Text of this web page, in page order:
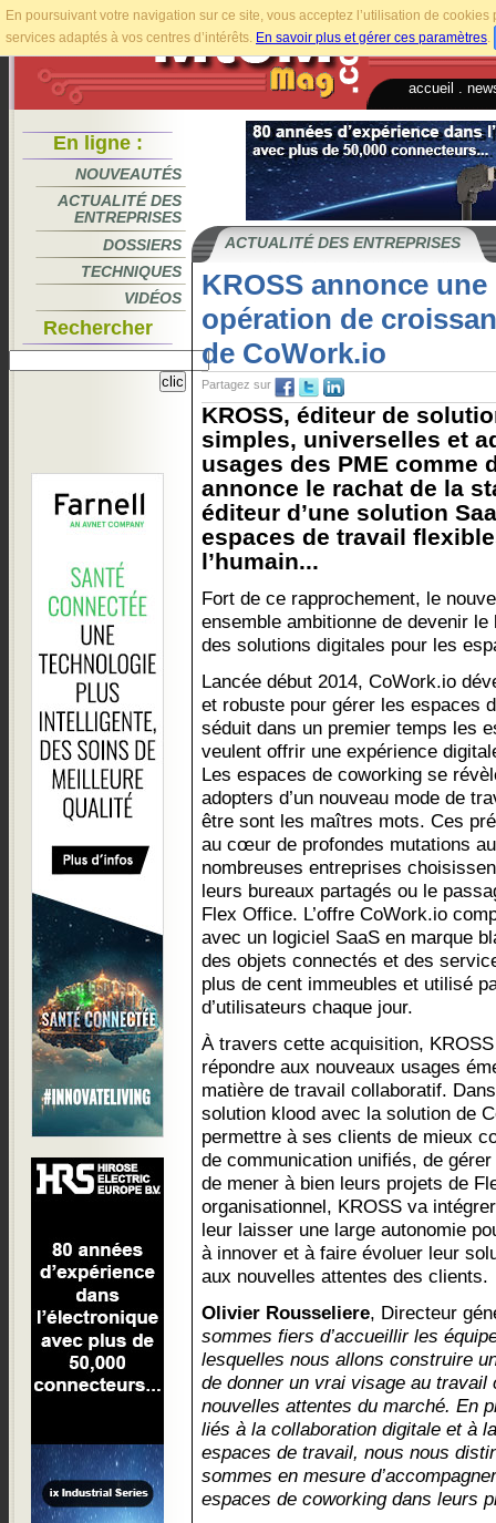
En poursuivant votre navigation sur ce site, vous acceptez l’utilisation de
services adaptés à vos centres d’intérêts. En savoir plus et gérer ces paramètres.
accueil
En ligne :
NOUVEAUTÉS
ACTUALITÉ DES
ENTREPRISES
DOSSIERS
TECHNIQUES
VIDÉOS
Rechercher
ACTUALITÉ DES ENTREPRISES
KROSS annonce
opération de
de CoWork.io
Partagez sur
KROSS, éditeur de
simples, universelles et
usages des PME comme
annonce le rachat de la
éditeur d’une solution
espaces de travail
l’humain...
Fort de ce rapprochement, le
ensemble ambitionne de devenir le
des solutions digitales pour les
Lancée début 2014, CoWork.io
et robuste pour gérer les espaces
séduit dans un premier temps les
veulent offrir une expérience
Les espaces de coworking se
adopters d’un nouveau mode de
être sont les maîtres mots. Ces
au cœur de profondes mutations
nombreuses entreprises
leurs bureaux partagés ou le
Flex Office. L’offre CoWork.io
avec un logiciel SaaS en marque
des objets connectés et des
plus de cent immeubles et utilisé
d’utilisateurs chaque jour.
À travers cette acquisition,
répondre aux nouveaux usages
matière de travail collaboratif.
solution klood avec la solution de
permettre à ses clients de mieux
de communication unifiés, de
de mener à bien leurs projets de
organisationnel, KROSS va
leur laisser une large autonomie
à innover et à faire évoluer leur
aux nouvelles attentes des clients.
Olivier Rousseliere, Directeur
sommes fiers d’accueillir les
lesquelles nous allons construire
de donner un vrai visage au
nouvelles attentes du marché. En
liés à la collaboration digitale et à
espaces de travail, nous nous
sommes en mesure
espaces de coworking dans leurs